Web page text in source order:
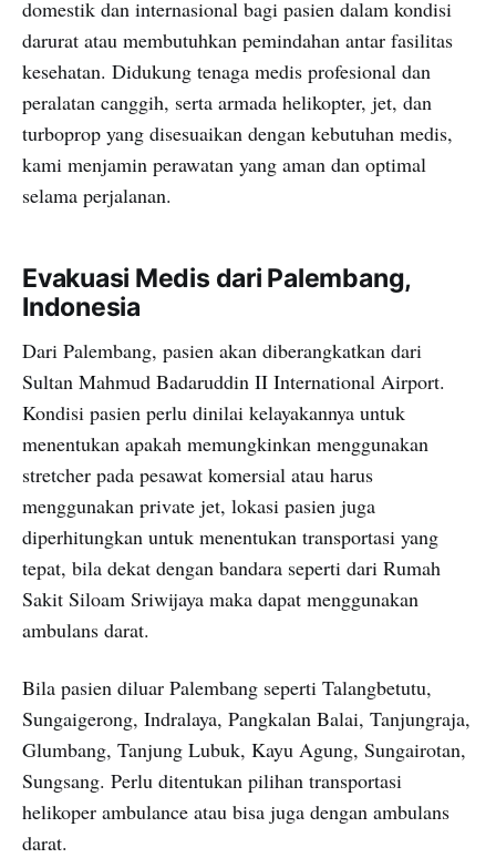
domestik dan internasional bagi pasien dalam kondisi
darurat atau membutuhkan pemindahan antar fasilitas
kesehatan. Didukung tenaga medis profesional dan
peralatan canggih, serta armada helikopter, jet, dan
turboprop yang disesuaikan dengan kebutuhan medis,
kami menjamin perawatan yang aman dan optimal
selama perjalanan.
Evakuasi Medis dari Palembang,
Indonesia
Dari Palembang, pasien akan diberangkatkan dari
Sultan Mahmud Badaruddin II International Airport.
Kondisi pasien perlu dinilai kelayakannya untuk
menentukan apakah memungkinkan menggunakan
stretcher pada pesawat komersial atau harus
menggunakan private jet, lokasi pasien juga
diperhitungkan untuk menentukan transportasi yang
tepat, bila dekat dengan bandara seperti dari Rumah
Sakit Siloam Sriwijaya maka dapat menggunakan
ambulans darat.
Bila pasien diluar Palembang seperti Talangbetutu,
Sungaigerong, Indralaya, Pangkalan Balai, Tanjungraja,
Glumbang, Tanjung Lubuk, Kayu Agung, Sungairotan,
Sungsang. Perlu ditentukan pilihan transportasi
helikoper ambulance atau bisa juga dengan ambulans
darat.